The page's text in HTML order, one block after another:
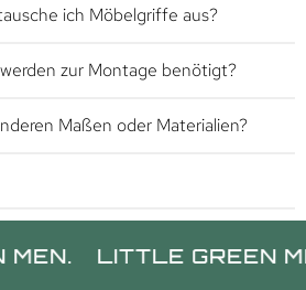
ich Möbelgriffe aus?
zur Montage benötigt?
Maßen oder Materialien?
LITTLE GREEN MEN.